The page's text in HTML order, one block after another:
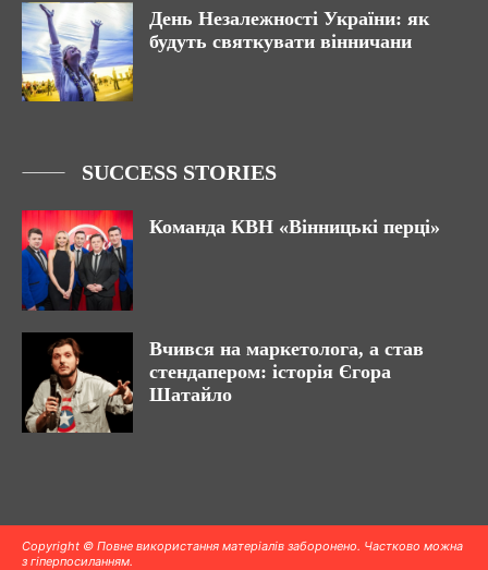
День Незалежності України: як
будуть святкувати вінничани
SUCCESS STORIES
Команда КВН «Вінницькі перці»
Вчився на маркетолога, а став
стендапером: історія Єгора
Шатайло
Copyright © Повне використання матеріалів заборонено. Частково можна
з гіперпосиланням.